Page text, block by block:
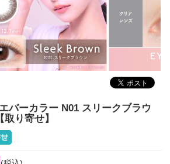
バーカラー N01 スリークブラウ
り寄せ】